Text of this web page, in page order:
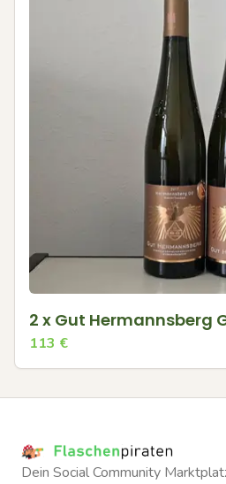
2 x Gut Hermannsberg
113 €
Dein Social Community